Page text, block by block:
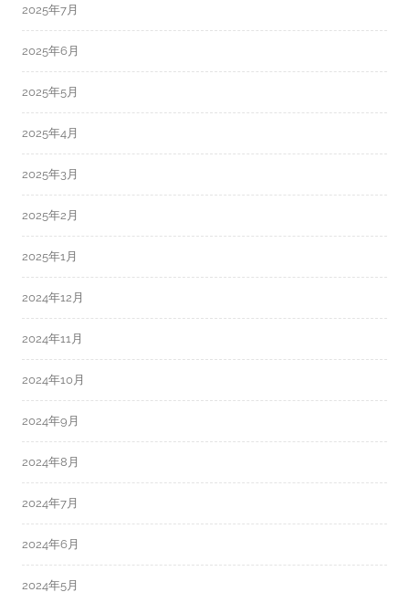
2025年7月
2025年6月
2025年5月
2025年4月
2025年3月
2025年2月
2025年1月
2024年12月
2024年11月
2024年10月
2024年9月
2024年8月
2024年7月
2024年6月
2024年5月